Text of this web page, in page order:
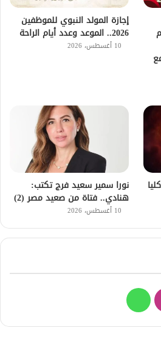
إجازة المولد النبوي للموظفين
2026.. الموعد وعدد أيام الراحة
10 أغسطس، 2026
نورا سمير سعيد فرج تكتب:
هنادي.. فتاة من صعيد مصر (2)
10 أغسطس، 2026
انستقرامواتساب